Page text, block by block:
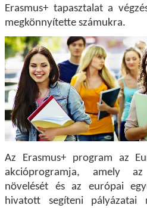
Erasmus+ tapasztalat a
megkönnyítette számukra.
Az Erasmus+ program az
akcióprogramja, amely
növelését és az európai
hivatott segíteni pályázatai